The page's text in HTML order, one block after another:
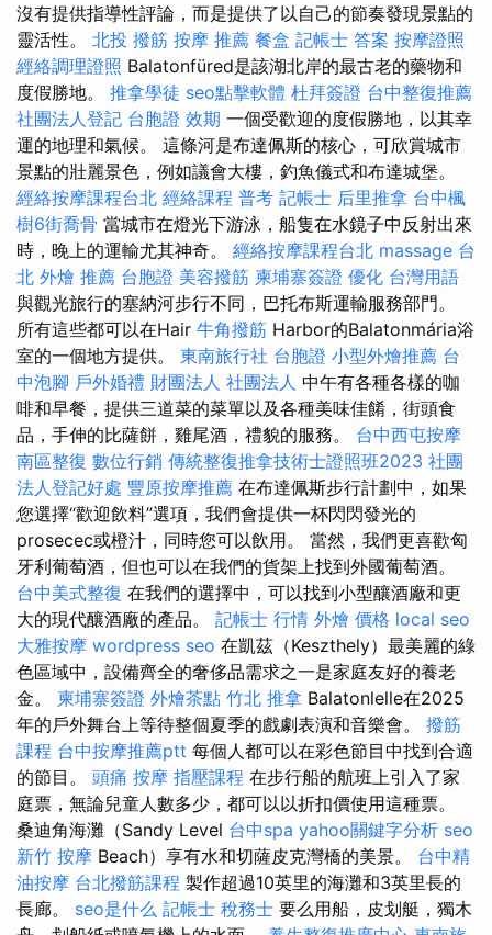
沒有提供指導性評論，而是提供了以自己的節奏發現景點的
靈活性。 北投 撥筋 按摩 推薦 餐盒 記帳士 答案 按摩證照
經絡調理證照 Balatonfüred是該湖北岸的最古老的藥物和
度假勝地。 推拿學徒 seo點擊軟體 杜拜簽證 台中整復推薦
社團法人登記 台胞證 效期 一個受歡迎的度假勝地，以其幸
運的地理和氣候。 這條河是布達佩斯的核心，可欣賞城市
景點的壯麗景色，例如議會大樓，釣魚儀式和布達城堡。
經絡按摩課程台北 經絡課程 普考 記帳士 后里推拿 台中楓
樹6街喬骨 當城市在燈光下游泳，船隻在水鏡子中反射出來
時，晚上的運輸尤其神奇。 經絡按摩課程台北 massage 台
北 外燴 推薦 台胞證 美容撥筋 柬埔寨簽證 優化 台灣用語
與觀光旅行的塞納河步行不同，巴托布斯運輸服務部門。
所有這些都可以在Hair 牛角撥筋 Harbor的Balatonmária浴
室的一個地方提供。 東南旅行社 台胞證 小型外燴推薦 台
中泡腳 戶外婚禮 財團法人 社團法人 中午有各種各樣的咖
啡和早餐，提供三道菜的菜單以及各種美味佳餚，街頭食
品，手伸的比薩餅，雞尾酒，禮貌的服務。 台中西屯按摩
南區整復 數位行銷 傳統整復推拿技術士證照班2023 社團
法人登記好處 豐原按摩推薦 在布達佩斯步行計劃中，如果
您選擇“歡迎飲料”選項，我們會提供一杯閃閃發光的
prosecec或橙汁，同時您可以飲用。 當然，我們更喜歡匈
牙利葡萄酒，但也可以在我們的貨架上找到外國葡萄酒。
台中美式整復 在我們的選擇中，可以找到小型釀酒廠和更
大的現代釀酒廠的產品。 記帳士 行情 外燴 價格 local seo
大雅按摩 wordpress seo 在凱茲（Keszthely）最美麗的綠
色區域中，設備齊全的奢侈品需求之一是家庭友好的養老
金。 柬埔寨簽證 外燴茶點 竹北 推拿 Balatonlelle在2025
年的戶外舞台上等待整個夏季的戲劇表演和音樂會。 撥筋
課程 台中按摩推薦ptt 每個人都可以在彩色節目中找到合適
的節目。 頭痛 按摩 指壓課程 在步行船的航班上引入了家
庭票，無論兒童人數多少，都可以以折扣價使用這種票。
桑迪角海灘（Sandy Level 台中spa yahoo關鍵字分析 seo
新竹 按摩 Beach）享有水和切薩皮克灣橋的美景。 台中精
油按摩 台北撥筋課程 製作超過10英里的海灘和3英里長的
長廊。 seo是什么 記帳士 稅務士 要么用船，皮划艇，獨木